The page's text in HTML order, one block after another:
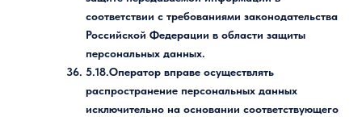
соответствии с требованиями законодательства
Российской Федерации в области защиты
персональных данных.
5.18.Оператор вправе осуществлять
распространение персональных данных
исключительно на основании соответствующего